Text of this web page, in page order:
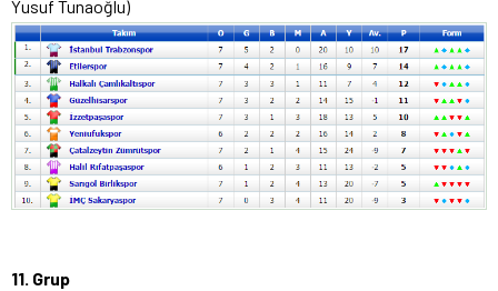
Yusuf Tunaoğlu)
11. Grup